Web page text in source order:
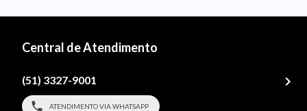
Central de Atendimento
(51) 3327-9001
ATENDIMENTO VIA WHATSAPP